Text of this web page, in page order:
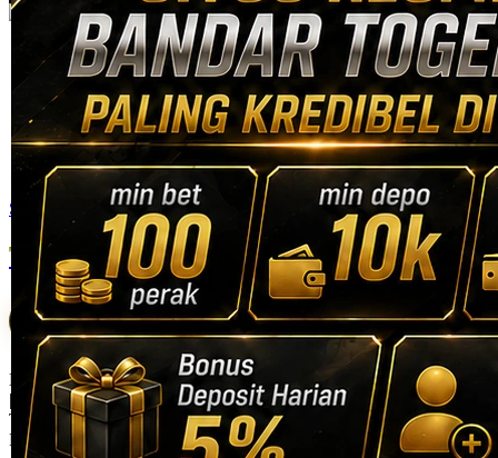
Skip to the beginning of the images gallery
Tribuntogel
TRIBUNTOGEL: SITUS RESMI BANDAR TOGEL
ONLINE PALING KREDIBEL DI INDONESIA
Bandar Togel Online
|
TRIBUNTOGEL-ONLINE
Rp. 10.000